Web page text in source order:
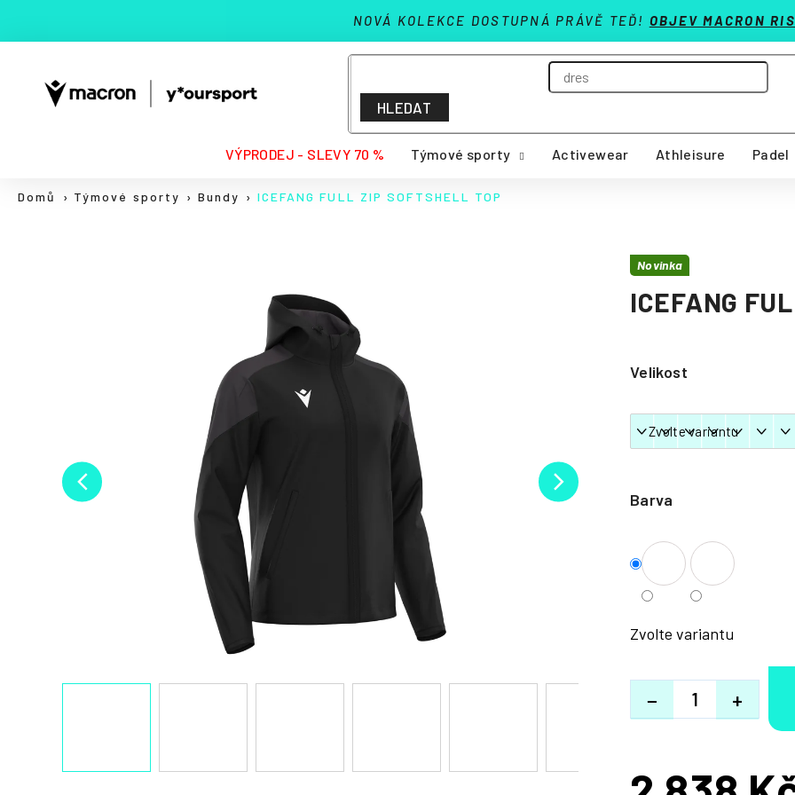
obsah
NOVÁ KOLEKCE DOSTUPNÁ PRÁVĚ TEĎ! OBJEV MACRON
HLEDAT
VÝPRODEJ - SLEVY 70 % Týmové sporty Activewear Athleisure Padel
Domů Týmové sporty Bundy ICEFANG FULL ZIP SOFTSHELL TOP
ICEFANG
Barva
Velikost
Zvolte variantu
+
−
Novinka
Zpět
obchodu
Zpět
obchodu